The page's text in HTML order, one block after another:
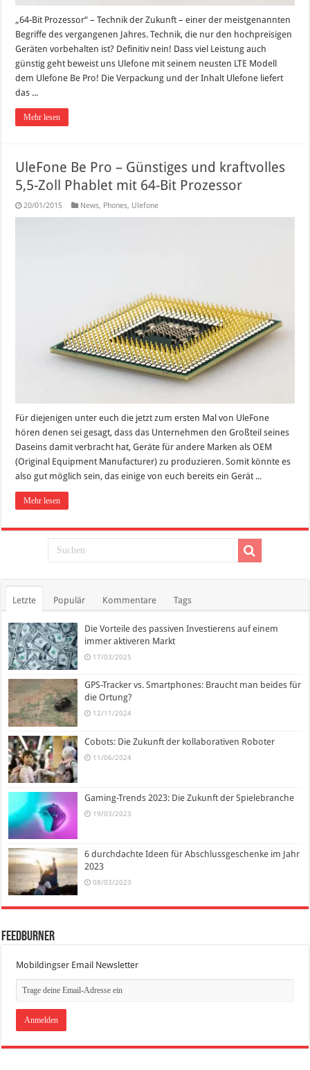
„64-Bit Prozessor“ – Technik der Zukunft – einer der meistgenannten
Begriffe des vergangenen Jahres. Technik, die nur den hochpreisigen
Geräten vorbehalten ist? Definitiv nein! Dass viel Leistung auch
günstig geht beweist uns Ulefone mit seinem neusten LTE Modell
dem Ulefone Be Pro! Die Verpackung und der Inhalt Ulefone liefert
das ...
Mehr lesen
UleFone Be Pro – Günstiges und kraftvolles
5,5-Zoll Phablet mit 64-Bit Prozessor
20/01/2015 News, Phones, Ulefone
Für diejenigen unter euch die jetzt zum ersten Mal von UleFone
hören denen sei gesagt, dass das Unternehmen den Großteil seines
Daseins damit verbracht hat, Geräte für andere Marken als OEM
(Original Equipment Manufacturer) zu produzieren. Somit könnte es
also gut möglich sein, das einige von euch bereits ein Gerät ...
Mehr lesen
Letzte Populär Kommentare Tags
Die Vorteile des passiven Investierens auf einem
immer aktiveren Markt
17/03/2025
GPS-Tracker vs. Smartphones: Braucht man beides für
die Ortung?
12/11/2024
Cobots: Die Zukunft der kollaborativen Roboter
11/06/2024
Gaming-Trends 2023: Die Zukunft der Spielebranche
19/03/2023
6 durchdachte Ideen für Abschlussgeschenke im Jahr
2023
08/03/2023
FeedBurner
Mobildingser Email Newsletter